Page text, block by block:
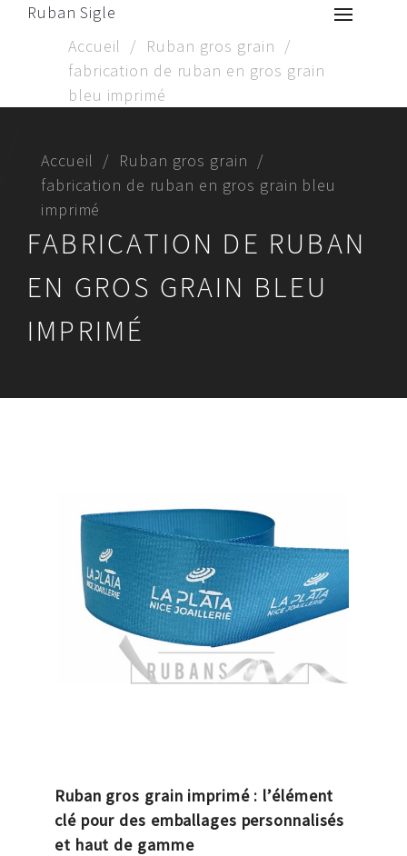
Ruban Sigle
Accueil
Ruban gros grain
fabrication de ruban en gros grain
bleu imprimé
Accueil
Ruban gros grain
fabrication de ruban en gros grain bleu
imprimé
FABRICATION DE RUBAN
EN GROS GRAIN BLEU
IMPRIMÉ
Ruban gros grain imprimé : l’élément
clé pour des emballages personnalisés
et haut de gamme